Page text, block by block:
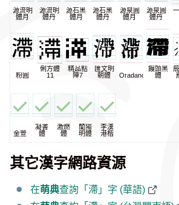
源流明
體月
源流明
體丹
源石黑
體月
源石黑
體丹
源泉圓
體月
源泉圓
體丹
粉圓
俐方體
11
精品點
陣7
匯文明
朝體
Oradano
饅頭黑
體
金萱
凝書
體
激燃
體
蘭陽
明體
李漢
港楷
其它漢字網路資源
在萌典查詢「滯」字 (華語)